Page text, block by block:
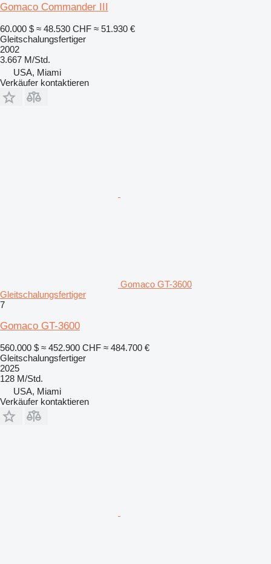
Gomaco Commander III
60.000 $ ≈ 48.530 CHF ≈ 51.930 €
Gleitschalungsfertiger
2002
3.667 M/Std.
USA, Miami
Verkäufer kontaktieren
Gomaco GT-3600
Gleitschalungsfertiger
7
Gomaco GT-3600
560.000 $ ≈ 452.900 CHF ≈ 484.700 €
Gleitschalungsfertiger
2025
128 M/Std.
USA, Miami
Verkäufer kontaktieren